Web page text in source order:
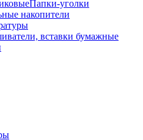
уголки
накопители
вставки бумажные